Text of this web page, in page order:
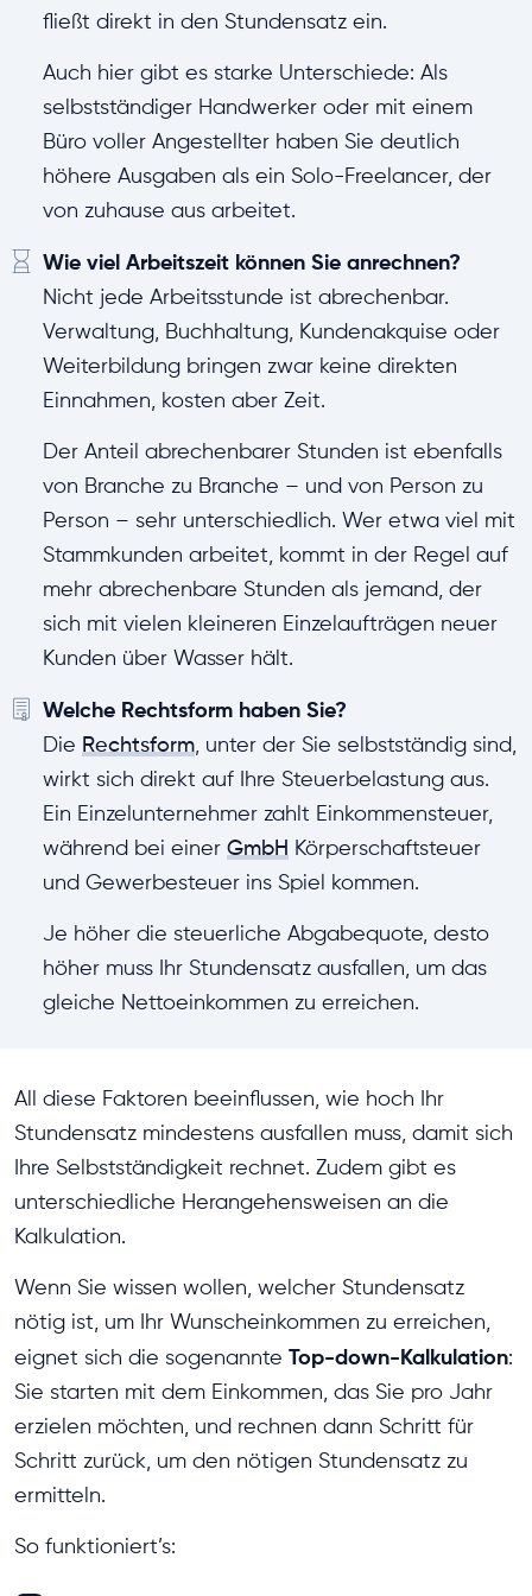
fließt direkt in den Stundensatz ein.
Auch hier gibt es starke Unterschiede: Als
selbstständiger Handwerker oder mit einem
Büro voller Angestellter haben Sie deutlich
höhere Ausgaben als ein Solo-Freelancer, der
von zuhause aus arbeitet.
Wie viel Arbeitszeit können Sie anrechnen?
Nicht jede Arbeitsstunde ist abrechenbar.
Verwaltung, Buchhaltung, Kundenakquise oder
Weiterbildung bringen zwar keine direkten
Einnahmen, kosten aber Zeit.
Der Anteil abrechenbarer Stunden ist ebenfalls
von Branche zu Branche – und von Person zu
Person – sehr unterschiedlich. Wer etwa viel mit
Stammkunden arbeitet, kommt in der Regel auf
mehr abrechenbare Stunden als jemand, der
sich mit vielen kleineren Einzelaufträgen neuer
Kunden über Wasser hält.
Welche Rechtsform haben Sie?
Die Rechtsform, unter der Sie selbstständig sind,
wirkt sich direkt auf Ihre Steuerbelastung aus.
Ein Einzelunternehmer zahlt Einkommensteuer,
während bei einer GmbH Körperschaftsteuer
und Gewerbesteuer ins Spiel kommen.
Je höher die steuerliche Abgabequote, desto
höher muss Ihr Stundensatz ausfallen, um das
gleiche Nettoeinkommen zu erreichen.
All diese Faktoren beeinflussen, wie hoch Ihr
Stundensatz mindestens ausfallen muss, damit sich
Ihre Selbstständigkeit rechnet. Zudem gibt es
unterschiedliche Herangehensweisen an die
Kalkulation.
Wenn Sie wissen wollen, welcher Stundensatz
nötig ist, um Ihr Wunscheinkommen zu erreichen,
eignet sich die sogenannte Top-down-Kalkulation:
Sie starten mit dem Einkommen, das Sie pro Jahr
erzielen möchten, und rechnen dann Schritt für
Schritt zurück, um den nötigen Stundensatz zu
ermitteln.
So funktioniert’s: